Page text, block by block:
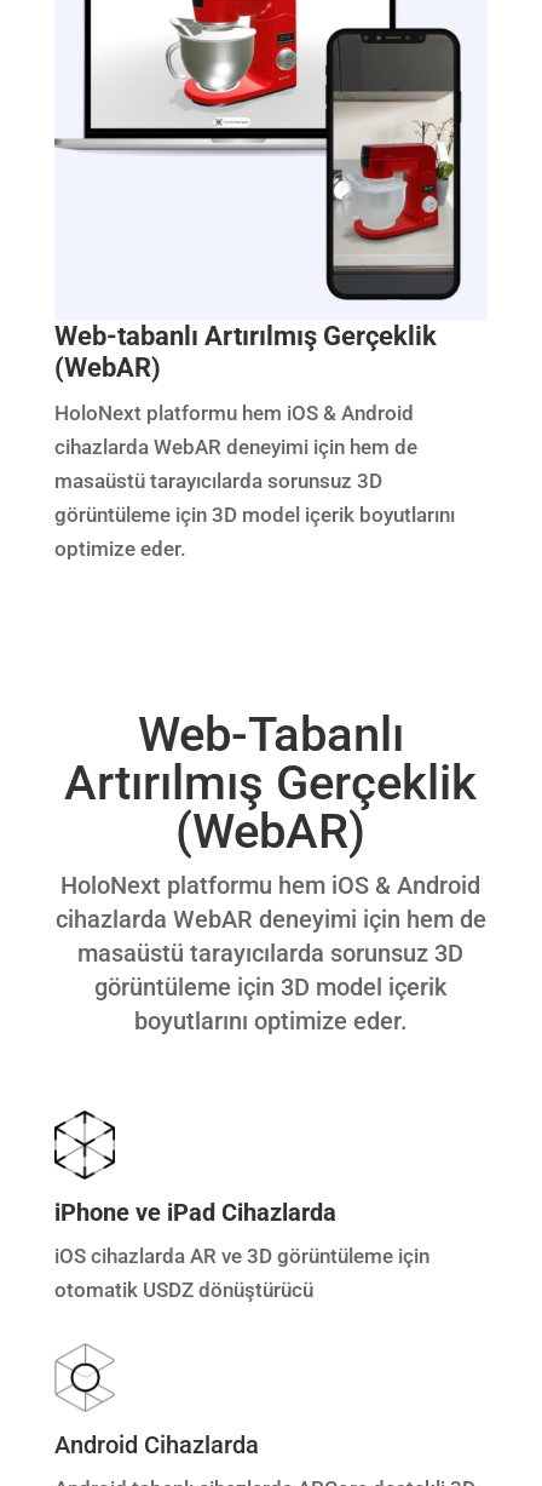
Web-tabanlı Artırılmış Gerçeklik
(WebAR)
HoloNext platformu hem iOS & Android
cihazlarda WebAR deneyimi için hem de
masaüstü tarayıcılarda sorunsuz 3D
görüntüleme için 3D model içerik boyutlarını
optimize eder.
Web-Tabanlı
Artırılmış Gerçeklik
(WebAR)
HoloNext platformu hem iOS & Android
cihazlarda WebAR deneyimi için hem de
masaüstü tarayıcılarda sorunsuz 3D
görüntüleme için 3D model içerik
boyutlarını optimize eder.
iPhone ve iPad Cihazlarda
iOS cihazlarda AR ve 3D görüntüleme için
otomatik USDZ dönüştürücü
Android Cihazlarda